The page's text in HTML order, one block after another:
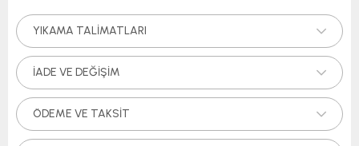
YIKAMA TALIMATLARI
İADE VE DEĞIŞIM
ÖDEME VE TAKSIT